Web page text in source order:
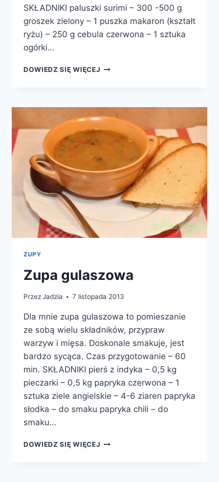
SKŁADNIKI paluszki surimi – 300 -500 g
groszek zielony – 1 puszka makaron (kształt
ryżu) – 250 g cebula czerwona – 1 sztuka
ogórki…
DOWIEDZ SIĘ WIĘCEJ SAŁATA
ZUPY
Zupa gulaszowa
PrzezJadzia 7 listopada 2013
Dla mnie zupa gulaszowa to pomieszanie
ze sobą wielu składników, przypraw
warzyw i mięsa. Doskonale smakuje, jest
bardzo sycąca. Czas przygotowanie – 60
min. SKŁADNIKI pierś z indyka – 0,5 kg
pieczarki – 0,5 kg papryka czerwona – 1
sztuka ziele angielskie – 4-6 ziaren papryka
słodka – do smaku papryka chili – do
smaku…
DOWIEDZ SIĘ WIĘCEJ ZUPA